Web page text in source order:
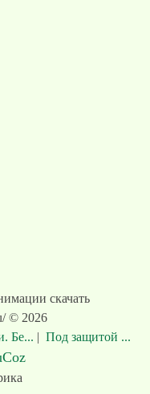
скачать
© 2026
Бе... | Под защитой ...